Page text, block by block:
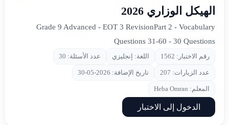
الهيكل الوزاري 2026
Grade 9 Advanced - EOT 3 RevisionPart 2 - Vocabulary
Questions 31-60 - 30 Questions
رقم الاختبار: 1562 اللغة: إنجليزي عدد الأسئلة: 30
عدد الزيارات: 207 تاريخ الإضافة: 2026-05-30
المعلم: Heba Omran
الدخول إلى الاختبار